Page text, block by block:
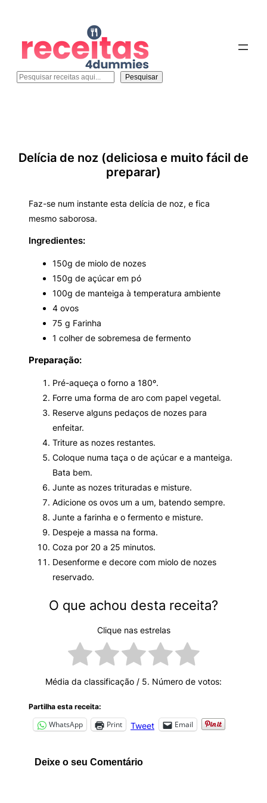
Pesquisar Pesquisar
Delícia de noz (deliciosa e muito fácil de
preparar)
Faz-se num instante esta delícia de noz, e fica
mesmo saborosa.
Ingredientes:
150g de miolo de nozes
150g de açúcar em pó
100g de manteiga à temperatura ambiente
4 ovos
75 g Farinha
1 colher de sobremesa de fermento
Preparação:
Pré-aqueça o forno a 180º.
Forre uma forma de aro com papel vegetal.
Reserve alguns pedaços de nozes para
enfeitar.
Triture as nozes restantes.
Coloque numa taça o de açúcar e a manteiga.
Bata bem.
Junte as nozes trituradas e misture.
Adicione os ovos um a um, batendo sempre.
Junte a farinha e o fermento e misture.
Despeje a massa na forma.
Coza por 20 a 25 minutos.
Desenforme e decore com miolo de nozes
reservado.
O que achou desta receita?
Clique nas estrelas
Média da classificação / 5. Número de votos:
Partilha esta receita:
WhatsApp Print Tweet Email
Deixe o seu Comentário